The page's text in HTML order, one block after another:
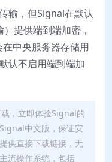
输，但Signal在默认
提供端到端加密，
中央服务器存储用
认不启用端到端加
，立即体验Signal的
中文版，保证安
供直接下载链接，无
流操作系统，包括